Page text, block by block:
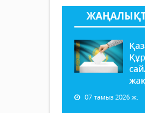
07 тамыз 2026 ж.